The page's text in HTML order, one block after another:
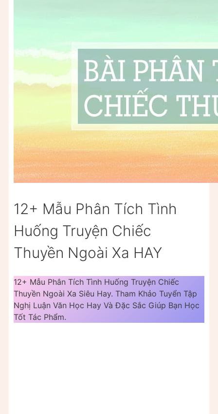
12+ Mẫu Phân Tích Tình
Huống Truyện Chiếc
Thuyền Ngoài Xa HAY
12+ Mẫu Phân Tích Tình Huống Truyện Chiếc
Thuyền Ngoài Xa Siêu Hay. Tham Khảo Tuyển Tập
Nghị Luận Văn Học Hay Và Đặc Sắc Giúp Bạn Học
Tốt Tác Phẩm.